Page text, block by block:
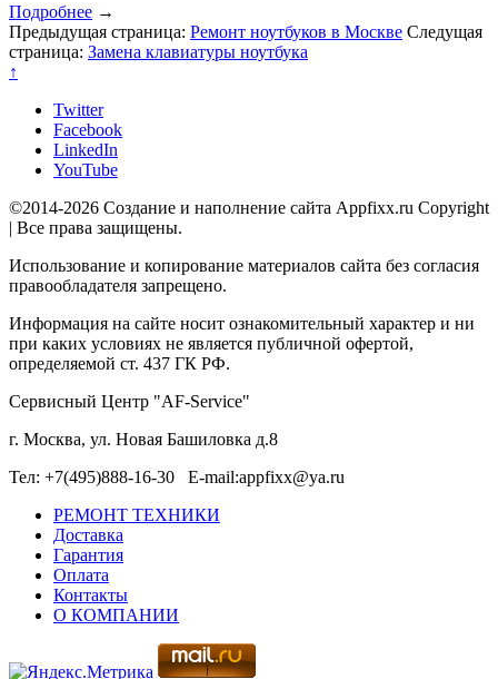
Подробнее →
Предыдущая страница: Ремонт ноутбуков в Москве Следущая
страница: Замена клавиатуры ноутбука
↑
Twitter
Facebook
LinkedIn
YouTube
©2014-2026 Создание и наполнение сайта Appfixx.ru Copyright
| Все права защищены.
Использование и копирование материалов сайта без согласия
правообладателя запрещено.
Информация на сайте носит ознакомительный характер и ни
при каких условиях не является публичной офертой,
определяемой ст. 437 ГК РФ.
Сервисный Центр "AF-Service"
г. Москва, ул. Новая Башиловка д.8
Тел: +7(495)888-16-30 E-mail:appfixx@ya.ru
РЕМОНТ ТЕХНИКИ
Доставка
Гарантия
Оплата
Контакты
О КОМПАНИИ